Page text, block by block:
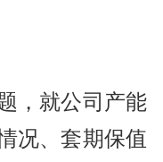
，就公司产能
况、套期保值